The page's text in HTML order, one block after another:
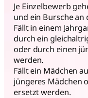
Je Einzelbewerb
und ein Bursche an
Fällt in einem
durch ein
oder durch einen
werden.
Fällt ein Mädchen
jüngeres Mädchen
ersetzt werden.